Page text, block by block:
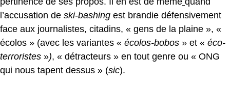
l’accusation de ski-bashing est brandie défensivement
face aux journalistes, citadins, « gens de la plaine », «
écolos » (avec les variantes « écolos-bobos » et « éco-
terroristes »), « détracteurs » en tout genre ou « ONG
qui nous tapent dessus » (sic).